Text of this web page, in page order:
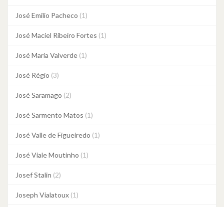
José Emilio Pacheco (1)
José Maciel Ribeiro Fortes (1)
José Maria Valverde (1)
José Régio (3)
José Saramago (2)
José Sarmento Matos (1)
José Valle de Figueiredo (1)
José Viale Moutinho (1)
Josef Stalin (2)
Joseph Vialatoux (1)